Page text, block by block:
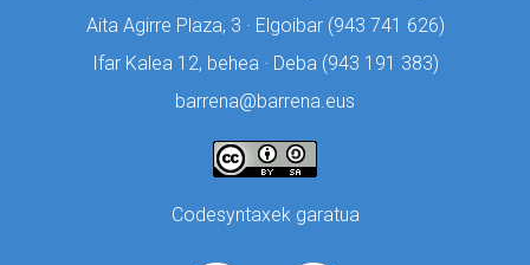
Aita Agirre Plaza, 3 · Elgoibar (943 741 626)
Ifar Kalea 12, behea · Deba (943 191 383)
barrena@barrena.eus
Codesyntaxek garatua